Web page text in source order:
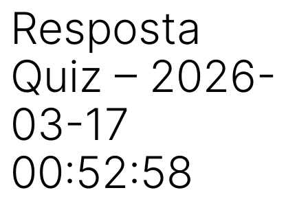
Resposta
Quiz – 2026-
03-17
00:52:58